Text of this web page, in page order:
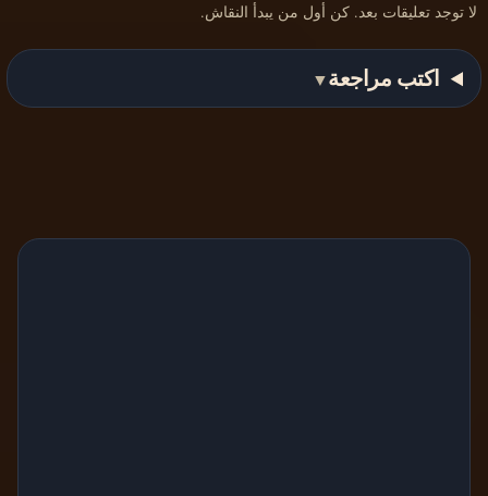
لا توجد تعليقات بعد. كن أول من يبدأ النقاش.
اكتب مراجعة▼